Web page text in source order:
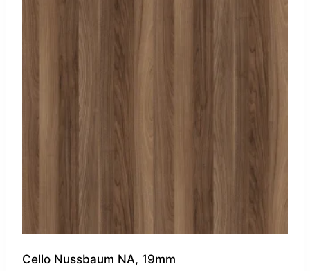
Cello Nussbaum NA, 19mm